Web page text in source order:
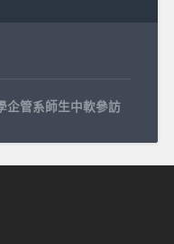
企管系師生中軟參訪